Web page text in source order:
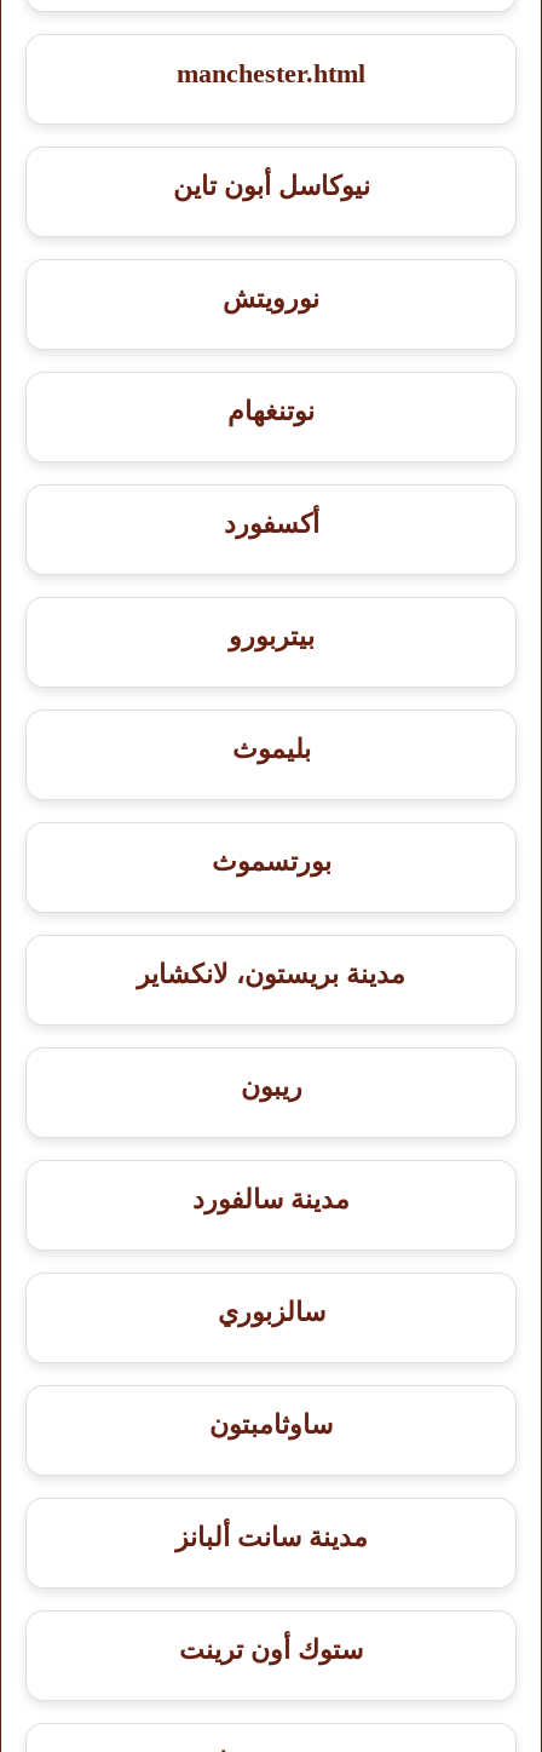
manchester.html
نيوكاسل أبون تاين
نورويتش
نوتنغهام
أكسفورد
بيتربورو
بليموث
بورتسموث
مدينة بريستون، لانكشاير
ريبون
مدينة سالفورد
سالزبوري
ساوثامبتون
مدينة سانت ألبانز
ستوك أون ترينت